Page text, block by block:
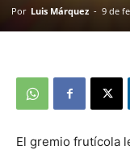
Por Luis Márquez - 9 de
El gremio frutícola